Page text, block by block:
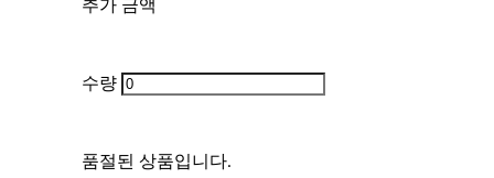
추가 금액
수량
품절된 상품입니다.